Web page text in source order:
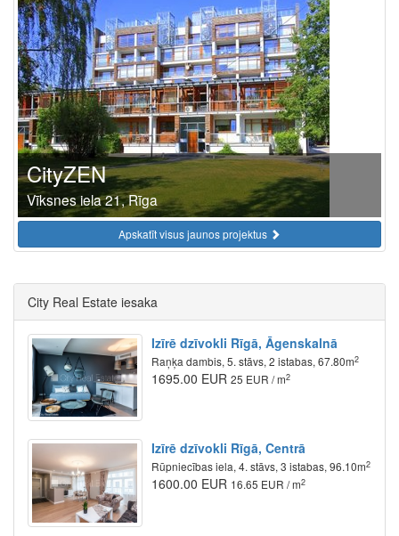
CityZEN
Vīksnes iela 21, Rīga
Apskatīt visus jaunos projektus
City Real Estate iesaka
Izīrē dzīvokli Rīgā, Āgenskalnā
Raņķa dambis, 5. stāvs, 2 istabas, 67.80m2
1695.00 EUR 25 EUR / m2
Izīrē dzīvokli Rīgā, Centrā
Rūpniecības iela, 4. stāvs, 3 istabas, 96.10m2
1600.00 EUR 16.65 EUR / m2